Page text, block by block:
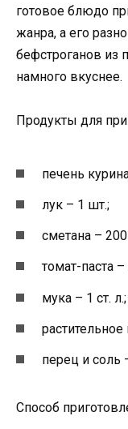
готовое блюдо
жанра, а его
бефстроганов из
намного вкуснее.
Продукты для
печень
лук – 1 шт.;
сметана –
томат-паста –
мука – 1 ст. л.;
перец и
Способ